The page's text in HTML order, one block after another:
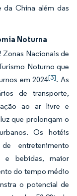
da China além das
Noturna
Nacionais de
Noturno que
em 2024[3]. As
de transporte,
ao ar livre e
que prolongam o
Os hotéis
entretenimento
e bebidas, maior
do tempo médio
o potencial de